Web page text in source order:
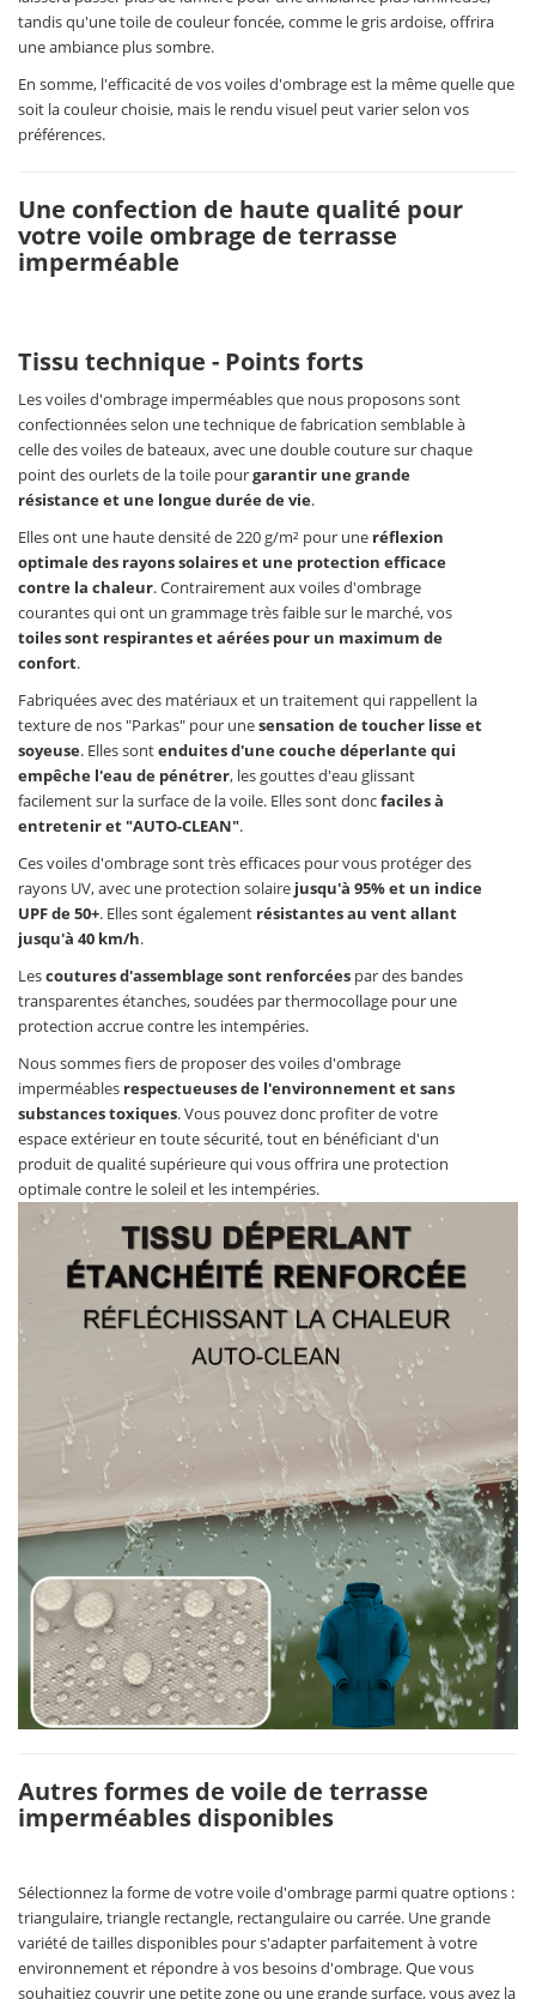
tandis qu'une toile de couleur foncée, comme le gris ardoise, offrira
une ambiance plus sombre.
En somme, l'efficacité de vos voiles d'ombrage est la même quelle que
soit la couleur choisie, mais le rendu visuel peut varier selon vos
préférences.
Une confection de haute qualité pour
votre voile ombrage de terrasse
imperméable
Tissu technique - Points forts
Les voiles d'ombrage imperméables que nous proposons sont
confectionnées selon une technique de fabrication semblable à
celle des voiles de bateaux, avec une double couture sur chaque
point des ourlets de la toile pourgarantir une grande
résistance et une longue durée de vie.
Elles ont une haute densité de 220 g/m² pour une réflexion
optimale des rayons solaires et une protection efficace
contre la chaleur. Contrairement aux voiles d'ombrage
courantes qui ont un grammage très faible sur le marché, vos
toiles sont respirantes et aérées pour un maximum de
confort.
Fabriquées avec des matériaux et un traitement qui rappellent la
texture de nos "Parkas" pour unesensation de toucher lisse et
soyeuse. Elles sontenduites d'une couche déperlante qui
empêche l'eau de pénétrer, les gouttes d'eau glissant
facilement sur la surface de la voile. Elles sont doncfaciles à
entretenir et "AUTO-CLEAN".
Ces voiles d'ombrage sont très efficaces pour vous protéger des
rayons UV, avec une protection solaire jusqu'à 95% et un indice
UPF de 50+. Elles sont également résistantes au vent allant
jusqu'à 40 km/h.
Lescoutures d'assemblage sont renforcées par des bandes
transparentes étanches, soudées par thermocollage pour une
protection accrue contre les intempéries.
Nous sommes fiers de proposer des voiles d'ombrage
imperméables respectueuses de l'environnement et sans
substances toxiques. Vous pouvez donc profiter de votre
espace extérieur en toute sécurité, tout en bénéficiant d'un
produit de qualité supérieure qui vous offrira une protection
optimale contre le soleil et les intempéries.
Autres formes de voile de terrasse
imperméables disponibles
Sélectionnez la forme de votre voile d'ombrage parmi quatre options :
triangulaire, triangle rectangle, rectangulaire ou carrée. Une grande
variété de tailles disponibles pour s'adapter parfaitement à votre
environnement et répondre à vos besoins d'ombrage. Que vous
souhaitiez couvrir une petite zone ou une grande surface, vous avez la